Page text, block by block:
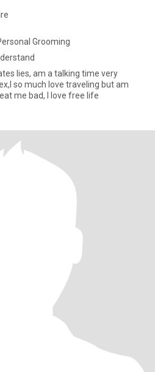
Grooming
lies, am a talking time very
so much love traveling but am
me bad, I love free life